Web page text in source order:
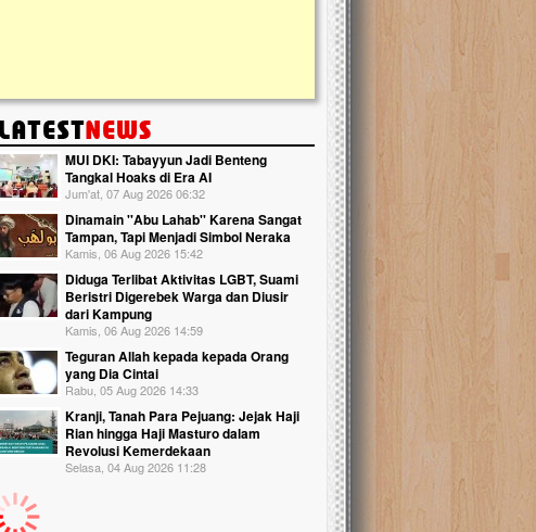
MUI DKI: Tabayyun Jadi Benteng
Tangkal Hoaks di Era AI
Jum'at, 07 Aug 2026 06:32
Dinamain ''Abu Lahab'' Karena Sangat
Tampan, Tapi Menjadi Simbol Neraka
Kamis, 06 Aug 2026 15:42
Diduga Terlibat Aktivitas LGBT, Suami
Beristri Digerebek Warga dan Diusir
dari Kampung
Kamis, 06 Aug 2026 14:59
Teguran Allah kepada kepada Orang
yang Dia Cintai
Rabu, 05 Aug 2026 14:33
Kranji, Tanah Para Pejuang: Jejak Haji
Rian hingga Haji Masturo dalam
Revolusi Kemerdekaan
Selasa, 04 Aug 2026 11:28